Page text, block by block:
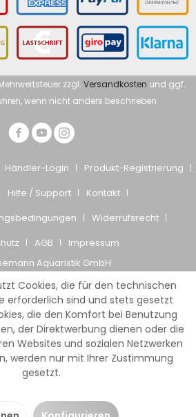
zzgl. Versandkosten und ggf.
wenn nicht anders beschrieben
Händler-Login
Produkt-Registrierung
Hilfe / Support
Kontakt
Widerrufsrecht
AGB
Impressum
Aquaristik GmbH
Cookies, die für den technischen
erforderlich sind und stets gesetzt
die den Komfort bei Benutzung
der Direktwerbung dienen oder die
Websites und sozialen Netzwerken
werden nur mit Ihrer Zustimmung
gesetzt.